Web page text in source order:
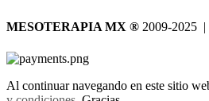
MESOTERAPIA MX ® 2009-2025 |
Al continuar navegando en este sitio